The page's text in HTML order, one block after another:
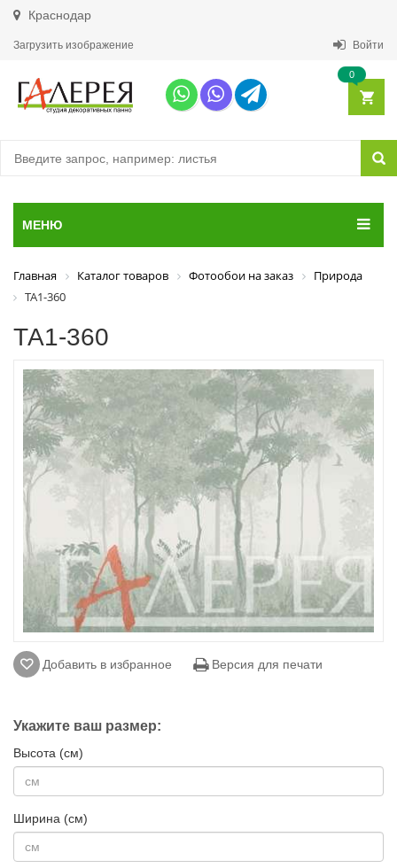
Краснодар
Загрузить изображение Войти
0
МЕНЮ
Главная Каталог товаров Фотообои на заказ
Природа
ТА1-360
ТА1-360
Добавить в избранное Версия для печати
Укажите ваш размер:
Высота (см)
Ширина (см)